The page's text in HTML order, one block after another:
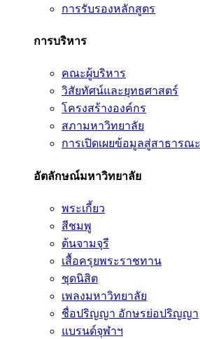
การรับรองหลักสูตร
การบริหาร
คณะผู้บริหาร
วิสัยทัศน์และยุทธศาสตร์
โครงสร้างองค์กร
สภามหาวิทยาลัย
การเปิดเผยข้อมูลสู่สาธารณะ
อัตลักษณ์มหาวิทยาลัย
พระเกี้ยว
สีชมพู
ต้นจามจุรี
เสื้อครุยพระราชทาน
ชุดนิสิต
เพลงมหาวิทยาลัย
ชื่อปริญญา อักษรย่อปริญญา
แบรนด์จุฬาฯ